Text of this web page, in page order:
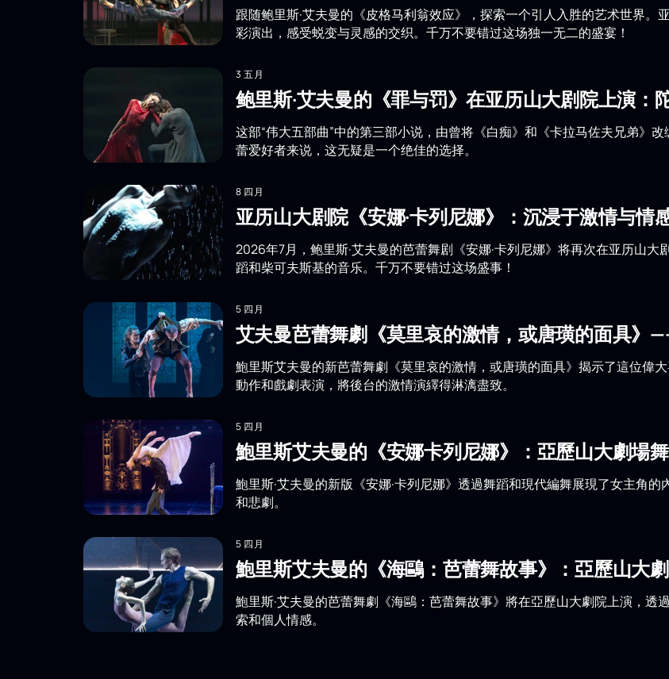
跟随鲍里斯·艾夫曼的《皮格马利翁效应》，探索一个引人入胜的艺术世界
彩演出，感受蜕变与灵感的交织。千万不要错过这场独一无二的盛宴！
3 五月
鲍里斯·艾夫曼的《罪与罚》在亚历山大剧院上演：
这部“伟大五部曲”中的第三部小说，由曾将《白痴》和《卡拉马佐夫兄弟》
蕾爱好者来说，这无疑是一个绝佳的选择。
8 四月
亚历山大剧院《安娜·卡列尼娜》：沉浸于激情与情
2026年7月，鲍里斯·艾夫曼的芭蕾舞剧《安娜·卡列尼娜》将再次在亚历山
蹈和柴可夫斯基的音乐。千万不要错过这场盛事！
5 四月
艾夫曼芭蕾舞劇《莫里哀的激情，或唐璜的面具》
鮑里斯艾夫曼的新芭蕾舞劇《莫里哀的激情，或唐璜的面具》揭示了這位偉
動作和戲劇表演，將後台的激情演繹得淋漓盡致。
5 四月
鮑里斯艾夫曼的《安娜卡列尼娜》：亞歷山大劇場
鮑里斯·艾夫曼的新版《安娜·卡列尼娜》透過舞蹈和現代編舞展現了女主角
和悲劇。
5 四月
鮑里斯艾夫曼的《海鷗：芭蕾舞故事》：亞歷山大
鮑里斯·艾夫曼的芭蕾舞劇《海鷗：芭蕾舞故事》將在亞歷山大劇院上演，
索和個人情感。